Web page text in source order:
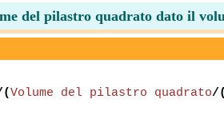
del pilastro quadrato dato il
(Volume del pilastro quadrato/(